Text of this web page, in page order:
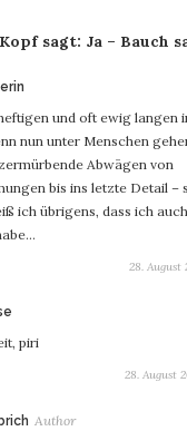
sagt: Ja – Bauch
und oft ewig langen
nun unter Menschen
Abwägen von
bis ins letzte Detail –
ich übrigens, dass ich
28. August
piri
28. August
sagt: